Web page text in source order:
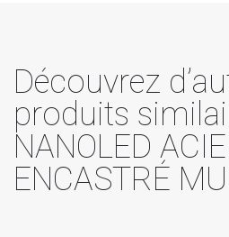
Découvrez
produits
NANOLED
ENCASTRÉ